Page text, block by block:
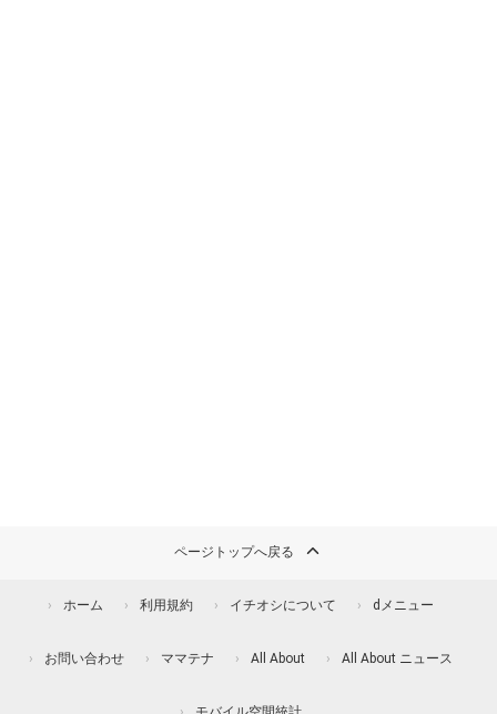
ページトップへ戻る
ホーム 利用規約 イチオシについて dメニュー
お問い合わせ ママテナ All About All About ニュース